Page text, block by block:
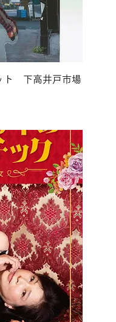
ト 下高井戸市場